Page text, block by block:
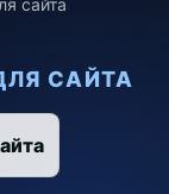
сайта
САЙТА